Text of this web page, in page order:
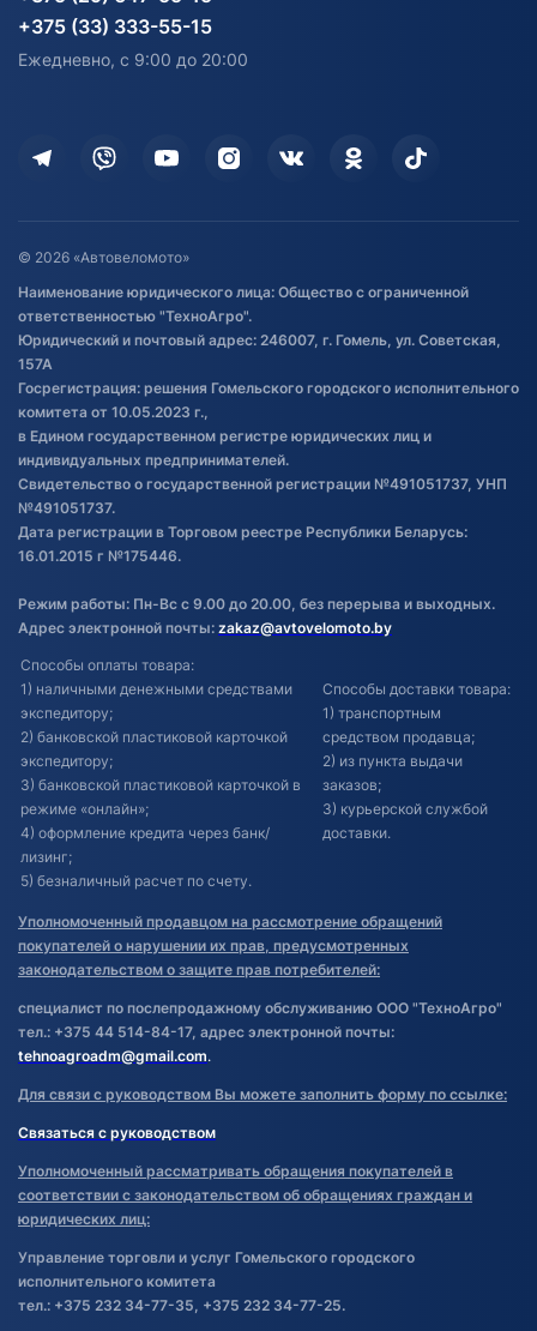
согласия на обработку
Доставка
Дополнительные услуги
Оставить отзыв
Договор публичной оферты
Обработка файлов cookie
Постановка транспорта на учет
Обновления в ЭПТС 2024
Электротранспорт
Здоровье
Электротранспорт
+375 (33) 333-55-15
Ежедневно, с 9:00 до 20:00
© 2026 «Автовеломото»
Наименование юридического лица: Общество с ограниченной
ответственностью "ТехноАгро".
Юридический и почтовый адрес: 246007, г. Гомель, ул. Советская,
157А
Госрегистрация: решения Гомельского городского исполнительного
комитета от 10.05.2023 г.,
в Едином государственном регистре юридических лиц и
индивидуальных предпринимателей.
Свидетельство о государственной регистрации №491051737, УНП
№491051737.
Дата регистрации в Торговом реестре Республики Беларусь:
16.01.2015 г №175446.
Режим работы: Пн-Вс с 9.00 до 20.00, без перерыва и выходных.
Адрес электронной почты: zakaz@avtovelomoto.by
Способы оплаты товара:
1) наличными денежными средствами
экспедитору;
2) банковской пластиковой карточкой
экспедитору;
3) банковской пластиковой карточкой в
режиме «онлайн»;
4) оформление кредита через банк/
лизинг;
5) безналичный расчет по счету.
Способы доставки товара:
1) транспортным
средством продавца;
2) из пункта выдачи
заказов;
3) курьерской службой
доставки.
Уполномоченный продавцом на рассмотрение обращений
покупателей о нарушении их прав, предусмотренных
законодательством о защите прав потребителей:
специалист по послепродажному обслуживанию ООО "ТехноАгро"
тел.: +375 44 514-84-17, адрес электронной почты:
tehnoagroadm@gmail.com.
Для связи с руководством Вы можете заполнить форму по ссылке:
Связаться с руководством
Уполномоченный рассматривать обращения покупателей в
соответствии с законодательством об обращениях граждан и
юридических лиц:
Управление торговли и услуг Гомельского городского
исполнительного комитета
тел.: +375 232 34-77-35, +375 232 34-77-25.